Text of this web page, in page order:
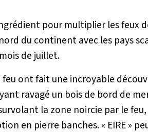
pour multiplier les feux
du continent avec les pays
de juillet.
feu ont fait une incroyable
ravagé un bois de bord de
la zone noircie par le
en pierre banches.« EIRE »